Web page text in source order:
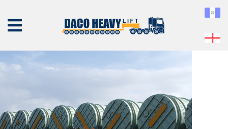
NOSOTROS
Published 08 de February de 2019at377 × 254